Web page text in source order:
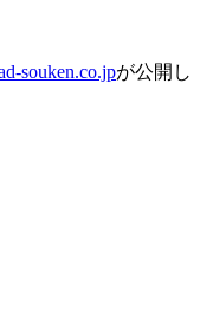
souken.co.jpが公開し